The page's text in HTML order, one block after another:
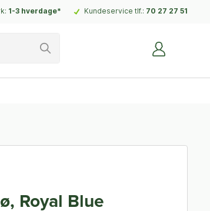
1-3 hverdage* Kundeservice tlf.: 70 27 27 51
Royal Blue